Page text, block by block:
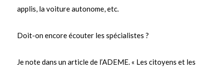
applis, la voiture autonome, etc.
Doit-on encore écouter les spécialistes ?
Je note dans un article de l’ADEME. « Les citoyens et les